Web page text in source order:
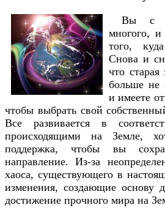
Вы с
многого,
того,
Снова и
что
больше не
и имеете
чтобы выбрать свой
Все развивается в
происходящими на Земле,
поддержка, чтобы вы
направление. Из-за
хаоса, существующего в
изменения, создающие основу
достижение прочного мира на